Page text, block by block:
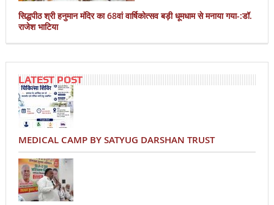
सिद्धपीठ श्री हनुमान मंदिर का 68वां वार्षिकोत्सव बड़ी धूमधाम से मनाया गया-:डॉ.
राजेश भाटिया
LATEST POST
MEDICAL CAMP BY SATYUG DARSHAN TRUST